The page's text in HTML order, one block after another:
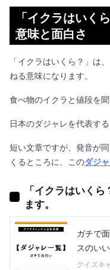
「イクラはいく
意味と面白さ
「イクラはいくら？」は、
ねる意味になります。
食べ物のイクラと値段を
日本のダジャレを代表す
短い文章ですが、発音が
くるところに、このダジ
「イクラはいく
ます。
ガチで
スのい
クイズキ